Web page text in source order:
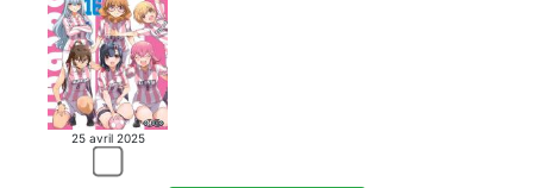
25 avril 2025